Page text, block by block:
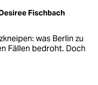
Fischbach
was Berlin zu
Fällen bedroht. Doch